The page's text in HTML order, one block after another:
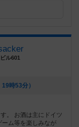
ル601
時53分）
。 お酒は主にドイツ
ーム等を楽しみなが